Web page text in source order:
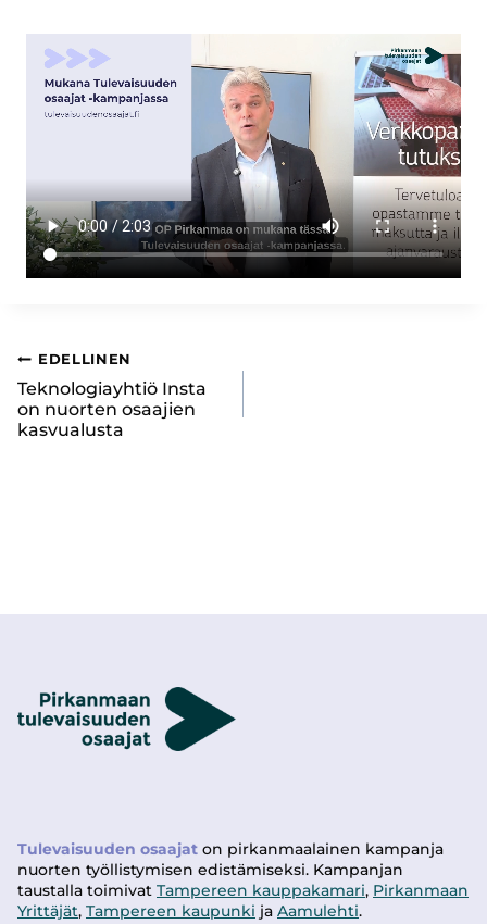
Artikkelien
selaus
EDELLINEN
Teknologiayhtiö Insta
on nuorten osaajien
kasvualusta
Tulevaisuuden osaajat on pirkanmaalainen kampanja
nuorten työllistymisen edistämiseksi. Kampanjan
taustalla toimivat Tampereen kauppakamari, Pirkanmaan
Yrittäjät, Tampereen kaupunki ja Aamulehti.